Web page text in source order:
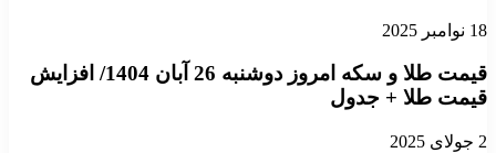
18 نوامبر 2025
قیمت طلا و سکه امروز دوشنبه 26 آبان 1404/ افزایش
قیمت طلا + جدول
2 جولای 2025